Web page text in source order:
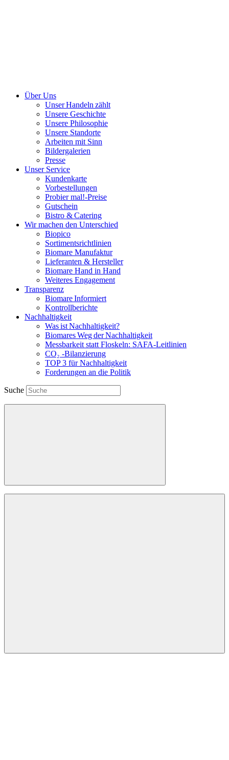
Über Uns
Unser Handeln zählt
Unsere Geschichte
Unsere Philosophie
Unsere Standorte
Arbeiten mit Sinn
Bildergalerien
Presse
Unser Service
Kundenkarte
Vorbestellungen
Probier mal!-Preise
Gutschein
Bistro & Catering
Wir machen den Unterschied
Biopico
Sortimentsrichtlinien
Biomare Manufaktur
Lieferanten & Hersteller
Biomare Hand in Hand
Weiteres Engagement
Transparenz
Biomare Informiert
Kontrollberichte
Nachhaltigkeit
Was ist Nachhaltigkeit?
Biomares Weg der Nachhaltigkeit
Messbarkeit statt Floskeln: SAFA-Leitlinien
CO₂ -Bilanzierung
TOP 3 für Nachhaltigkeit
Forderungen an die Politik
Suche